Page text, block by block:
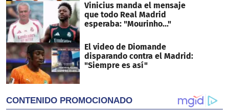
Vinicius manda el mensaje
que todo Real Madrid
esperaba: "Mourinho..."
El video de Diomande
disparando contra el Madrid:
"Siempre es así"